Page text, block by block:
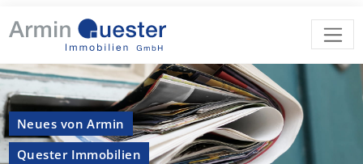
Neues von Armin
Quester Immobilien